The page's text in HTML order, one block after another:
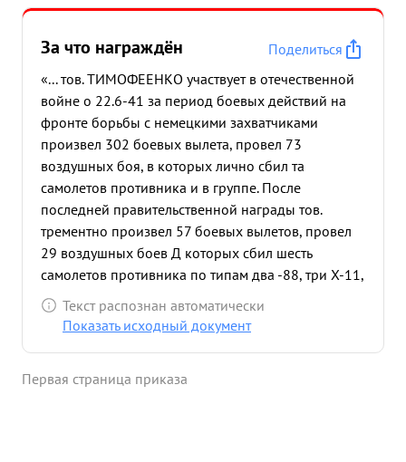
За что награждён
Поделиться
«... тов. ТИМОФЕЕНКО участвует в отечественной
войне о 22.6-41 за период боевых действий на
фронте борьбы с немецкими захватчиками
произвел 302 боевых вылета, провел 73
воздушных боя, в которых лично сбил та
самолетов противника и в группе. После
последней правительственной награды тов.
трементно произвел 57 боевых вылетов, провел
29 воздушных боев Д которых сбил шесть
самолетов противника по типам два -88, три Х-11,
и один МЕ-109 17. 7-43г. в первый день наст
упления наших войск на южном фронте 8
бомбардировщиков противника типа Ю-80 и
Текст распознан автоматически
Показать исходный документ
Первая страница приказа